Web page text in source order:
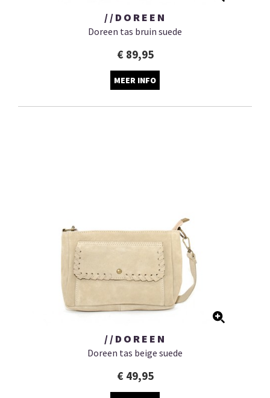
//DOREEN
Doreen tas bruin suede
€ 89,95
MEER INFO
//DOREEN
Doreen tas beige suede
€ 49,95